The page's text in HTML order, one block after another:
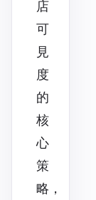
店
可
見
度
的
核
心
策
略，